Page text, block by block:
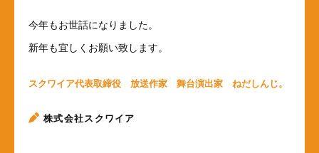
今年もお世話になりました。
新年も宜しくお願い致します。
スクワイア代表取締役 放送作家 舞台演出家 ねだしんじ。
株式会社スクワイア